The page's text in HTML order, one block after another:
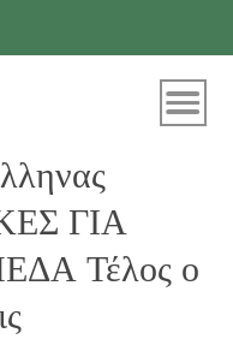
ΓΙΑ
Τέλος ο